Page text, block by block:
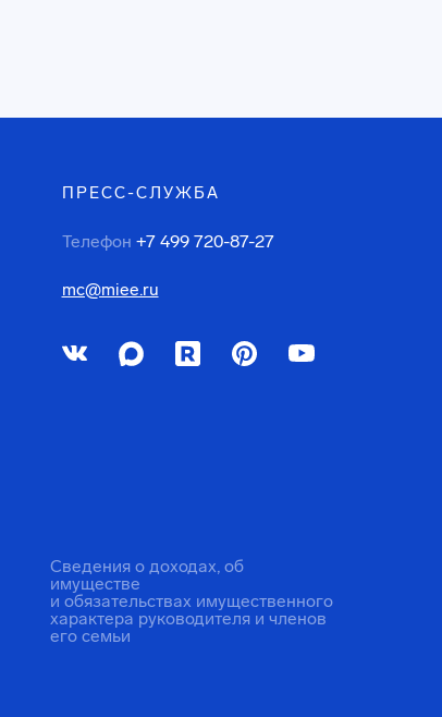
ПРЕСС-СЛУЖБА
Телефон +7 499 720-87-27
mc@miee.ru
Сведения о доходах, об
имуществе
и обязательствах имущественного
характера руководителя и членов
его семьи